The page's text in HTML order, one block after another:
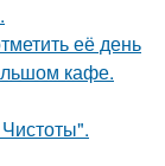
её день
кафе.